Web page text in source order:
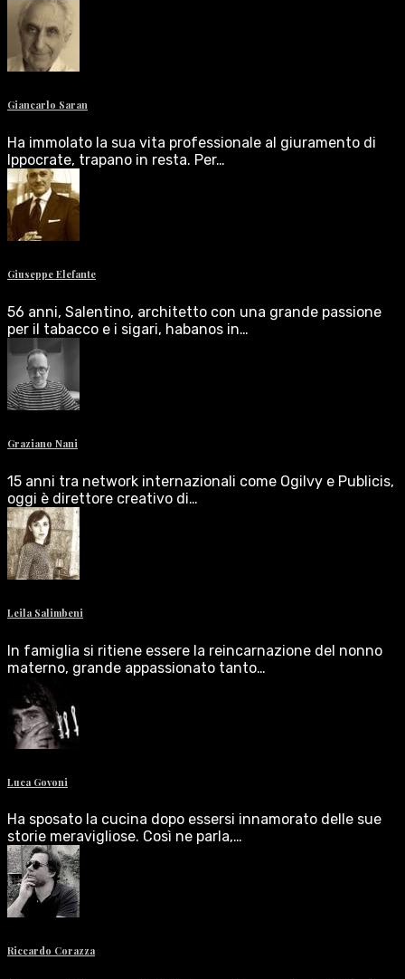
Giancarlo Saran
Ha immolato la sua vita professionale al giuramento di
Ippocrate, trapano in resta. Per…
Giuseppe Elefante
56 anni, Salentino, architetto con una grande passione
per il tabacco e i sigari, habanos in…
Graziano Nani
15 anni tra network internazionali come Ogilvy e Publicis,
oggi è direttore creativo di…
Leila Salimbeni
In famiglia si ritiene essere la reincarnazione del nonno
materno, grande appassionato tanto…
Luca Govoni
Ha sposato la cucina dopo essersi innamorato delle sue
storie meravigliose. Così ne parla,…
Riccardo Corazza